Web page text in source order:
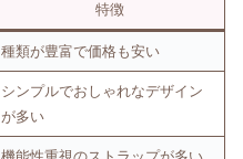
特徴
種類が豊富で価格も安い
シンプルでおしゃれなデザイン
が多い